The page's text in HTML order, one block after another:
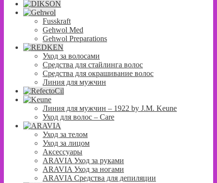
Fusskraft
Gehwol Med
Gehwol Preparations
Уход за волосами
Средства для стайлинга волос
Средства для окрашивание волос
Линия для мужчин
Линия для мужчин – 1922 by J.M. Keune
Уход для волос – Сare
Уход за телом
Уход за лицом
Аксессуары
ARAVIA Уход за руками
ARAVIA Уход за ногами
ARAVIA Средства для депиляции